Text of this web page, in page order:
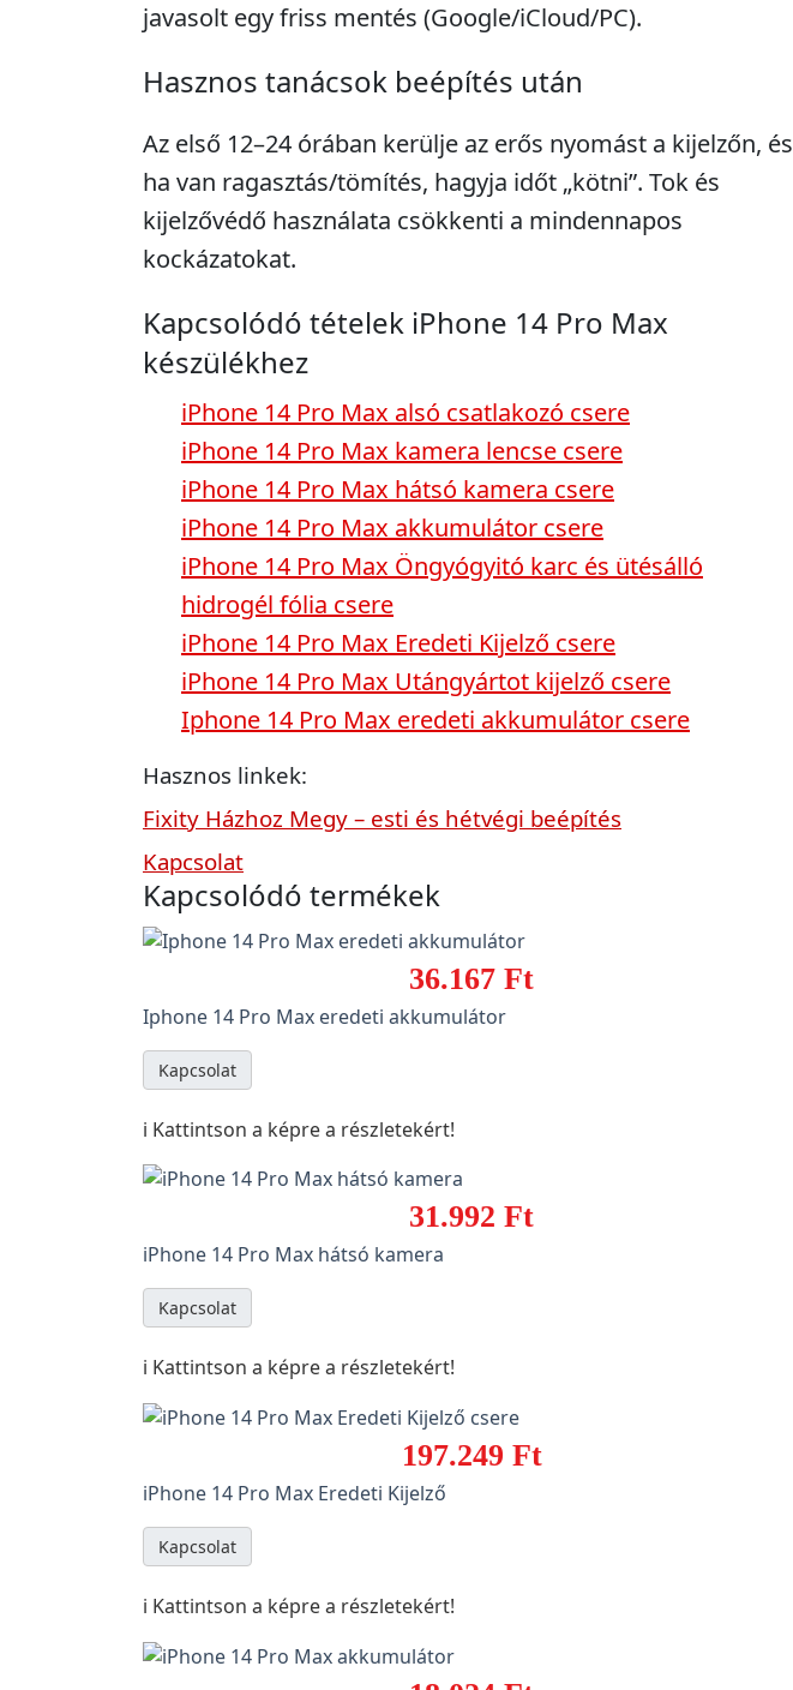
javasolt egy friss mentés (Google/iCloud/PC).
Hasznos tanácsok beépítés után
Az első 12–24 órában kerülje az erős nyomást a kijelzőn, és
ha van ragasztás/tömítés, hagyja időt „kötni”. Tok és
kijelzővédő használata csökkenti a mindennapos
kockázatokat.
Kapcsolódó tételek iPhone 14 Pro Max
készülékhez
iPhone 14 Pro Max alsó csatlakozó csere
iPhone 14 Pro Max kamera lencse csere
iPhone 14 Pro Max hátsó kamera csere
iPhone 14 Pro Max akkumulátor csere
iPhone 14 Pro Max Öngyógyitó karc és ütésálló
hidrogél fólia csere
iPhone 14 Pro Max Eredeti Kijelző csere
iPhone 14 Pro Max Utángyártot kijelző csere
Iphone 14 Pro Max eredeti akkumulátor csere
Hasznos linkek:
Fixity Házhoz Megy – esti és hétvégi beépítés
Kapcsolat
Kapcsolódó termékek
36.167 Ft
Iphone 14 Pro Max eredeti akkumulátor
Kapcsolat
ℹ️ Kattintson a képre a részletekért!
31.992 Ft
iPhone 14 Pro Max hátsó kamera
Kapcsolat
ℹ️ Kattintson a képre a részletekért!
197.249 Ft
iPhone 14 Pro Max Eredeti Kijelző
Kapcsolat
ℹ️ Kattintson a képre a részletekért!